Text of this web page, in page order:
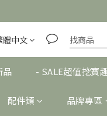
體中文
品 - SALE超值挖寶
配件類 品牌專區